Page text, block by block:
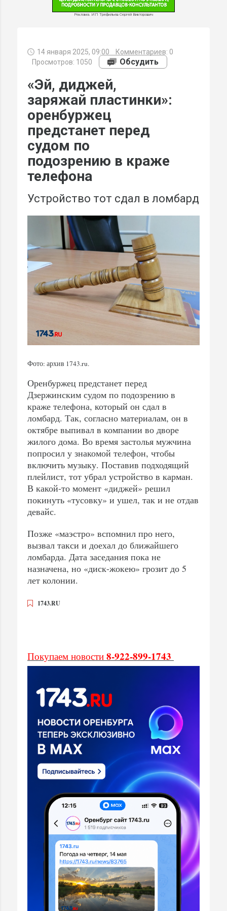
Реклама. ИП Трефильев Сергей Викторович
14 января 2025, 09:00 Комментариев: 0
Просмотров: 1050
Обсудить
«Эй, диджей,
заряжай пластинки»:
оренбуржец
предстанет перед
судом по
подозрению в краже
телефона
Устройство тот сдал в ломбард
Фото: архив 1743.ru.
Оренбуржец предстанет перед
Дзержинским судом по подозрению в
краже телефона, который он сдал в
ломбард. Так, согласно материалам, он в
октябре выпивал в компании во дворе
жилого дома. Во время застолья мужчина
попросил у знакомой телефон, чтобы
включить музыку. Поставив подходящий
плейлист, тот убрал устройство в карман.
В какой-то момент «диджей» решил
покинуть «тусовку» и ушел, так и не отдав
девайс.
Позже «маэстро» вспомнил про него,
вызвал такси и доехал до ближайшего
ломбарда. Дата заседания пока не
назначена, но «диск-жокею» грозит до 5
лет колонии.
1743.RU
Покупаем новости 8-922-899-1743